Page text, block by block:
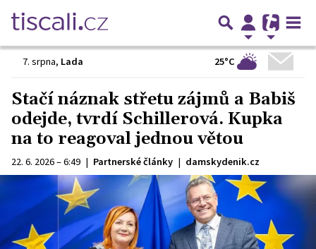
7. srpna, Lada 25°C
Stačí náznak střetu zájmů a Babiš
odejde, tvrdí Schillerová. Kupka
na to reagoval jednou větou
22. 6. 2026 – 6:49 | Partnerské články | damskydenik.cz